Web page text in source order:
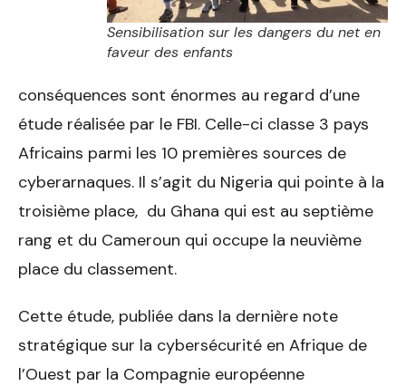
Sensibilisation sur les dangers du net en
faveur des enfants
conséquences sont énormes au regard d’une
étude réalisée par le FBI. Celle-ci classe 3 pays
Africains parmi les 10 premières sources de
cyberarnaques. Il s’agit du Nigeria qui pointe à la
troisième place, du Ghana qui est au septième
rang et du Cameroun qui occupe la neuvième
place du classement.
Cette étude, publiée dans la dernière note
stratégique sur la cybersécurité en Afrique de
l’Ouest par la Compagnie européenne